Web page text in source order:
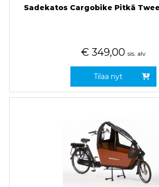
Sadekatos Cargobike Pitkä
€ 349,00 sis. alv
Tilaa nyt